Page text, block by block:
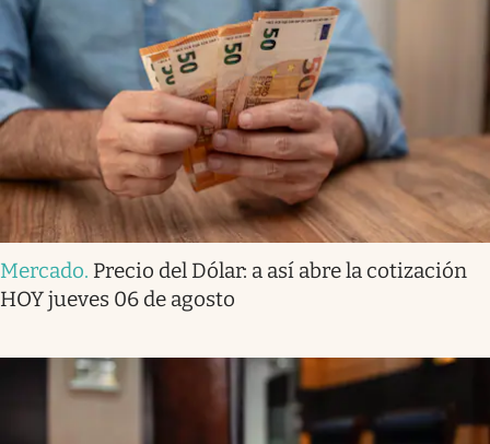
Mercado. Precio del Dólar: a así abre la cotización
HOY jueves 06 de agosto